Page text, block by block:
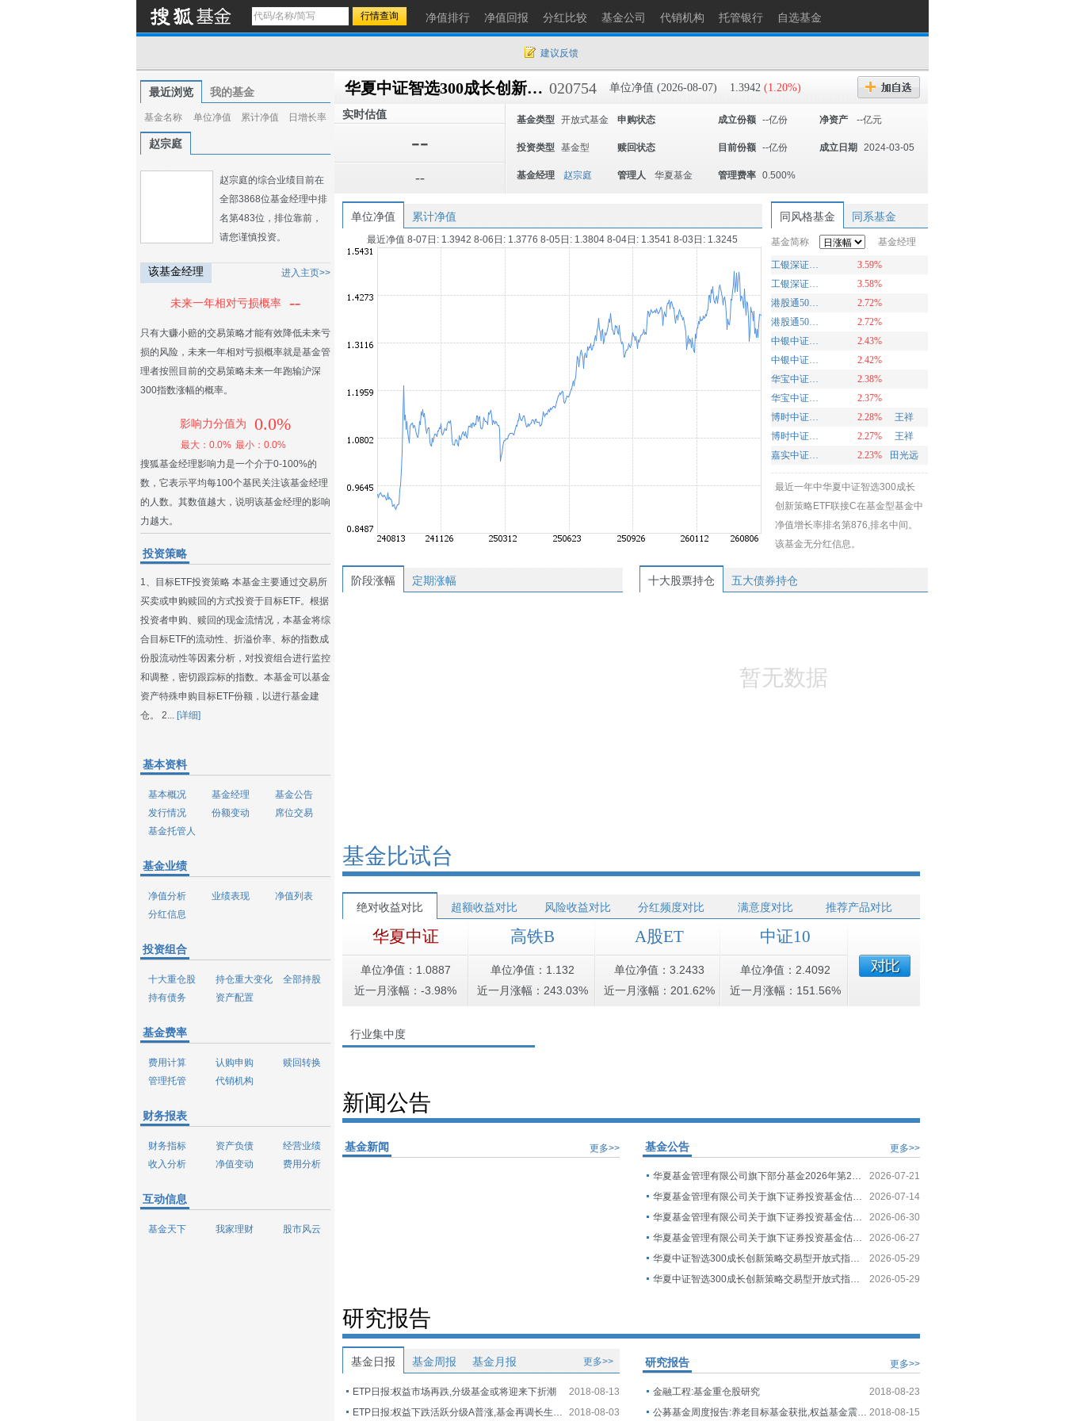
净值排行 净值回报 分红比较 基金公司 代销机构 托管银行 自选基金
建议反馈
最近浏览 我的基金
基金名称 单位净值 累计净值 日增长率
赵宗庭
赵宗庭的综合业绩目前在
全部3868位基金经理中排
名第483位，排位靠前，
请您谨慎投资。
该基金经理 进入主页>>
未来一年相对亏损概率 --
只有大赚小赔的交易策略才能有效降低未来亏
损的风险，未来一年相对亏损概率就是基金管
理者按照目前的交易策略未来一年跑输沪深
300指数涨幅的概率。
影响力分值为 0.0%
最大：0.0% 最小：0.0%
搜狐基金经理影响力是一个介于0-100%的
数，它表示平均每100个基民关注该基金经理
的人数。其数值越大，说明该基金经理的影响
力越大。
投资策略
1、目标ETF投资策略 本基金主要通过交易所
买卖或申购赎回的方式投资于目标ETF。根据
投资者申购、赎回的现金流情况，本基金将综
合目标ETF的流动性、折溢价率、标的指数成
份股流动性等因素分析，对投资组合进行监控
和调整，密切跟踪标的指数。本基金可以基金
资产特殊申购目标ETF份额，以进行基金建
仓。 2... [详细]
基本资料
基本概况 基金经理
基金公告
发行情况
份额变动
席位交易
基金托管人
基金业绩
净值分析 业绩表现
净值列表
分红信息
投资组合
十大重仓股 持仓重大变化
全部持股
持有债务
资产配置
基金费率
费用计算 认购申购
赎回转换
管理托管
代销机构
财务报表
财务指标 资产负债
经营业绩
收入分析
净值变动 费用分析
互动信息
基金天下 我家理财 股市风云
华夏中证智选300成长创新策略ETF联接C 020754 单位净值 (2026-08-07) 1.3942 (1.20%)
实时估值
--
--
基金类型 开放式基金 申购状态 成立份额 --亿份 净资产 --亿元
投资类型 基金型 赎回状态 目前份额 --亿份 成立日期 2024-03-05
基金经理 赵宗庭 管理人 华夏基金 管理费率 0.500%
单位净值 累计净值
最近净值 8-07日: 1.3942 8-06日: 1.3776 8-05日: 1.3804 8-04日: 1.3541 8-03日: 1.3245
同风格基金 同系基金
基金简称 基金经理
工银深证100ETF联接A
3.59%
工银深证100ETF联接C
3.58%
港股通50ETF联接C
2.72%
港股通50ETF联接A
2.72%
中银中证100ETF联接基金C
2.43%
中银中证100ETF联接基金A
2.42%
华宝中证智能制造主题ETF发起式联接A
2.38%
华宝中证智能制造主题ETF发起式联接C
2.37%
博时中证油气资源ETF发起式联接C
2.28%
王祥
博时中证油气资源ETF发起式联接A
2.27%
王祥
嘉实中证软件服务ETF联接A
2.23% 田光远
最近一年中华夏中证智选300成长
创新策略ETF联接C在基金型基金中
净值增长率排名第876,排名中间。
该基金无分红信息。
阶段涨幅 定期涨幅 十大股票持仓 五大债券持仓
暂无数据
基金比试台
绝对收益对比 超额收益对比 风险收益对比 分红频度对比 满意度对比 推荐产品对比
华夏中证
单位净值：1.0887
近一月涨幅：-3.98%
高铁B
单位净值：1.132
近一月涨幅：243.03%
A股ET
单位净值：3.2433
近一月涨幅：201.62%
中证10
单位净值：2.4092
近一月涨幅：151.56%
行业集中度
新闻公告
更多>>
基金新闻 更多>>
基金公告
2026-07-21
华夏基金管理有限公司旗下部分基金2026年第2季度报告提示性公告
2026-07-14
华夏基金管理有限公司关于旗下证券投资基金估值调整情况的公告
2026-06-30
华夏基金管理有限公司关于旗下证券投资基金估值调整情况的公告
2026-06-27
华夏基金管理有限公司关于旗下证券投资基金估值调整情况的公告
2026-05-29
华夏中证智选300成长创新策略交易型开放式指数证券投资基金发起式联接基金招募说明书（更新）
2026-05-29
华夏中证智选300成长创新策略交易型开放式指数证券投资基金发起式联接基金（华夏中证智选300成长创新策略ETF发起式联接C）基金产品资料概要更新
研究报告
基金日报 基金周报 基金月报 更多>>
2018-08-13
ETP日报:权益市场再跌,分级基金或将迎来下折潮
2018-08-03
ETP日报:权益下跌活跃分级A普涨,基金再调长生生物估值
更多>>
研究报告
2018-08-23
金融工程:基金重仓股研究
2018-08-15
公募基金周度报告:养老目标基金获批,权益基金震荡反弹